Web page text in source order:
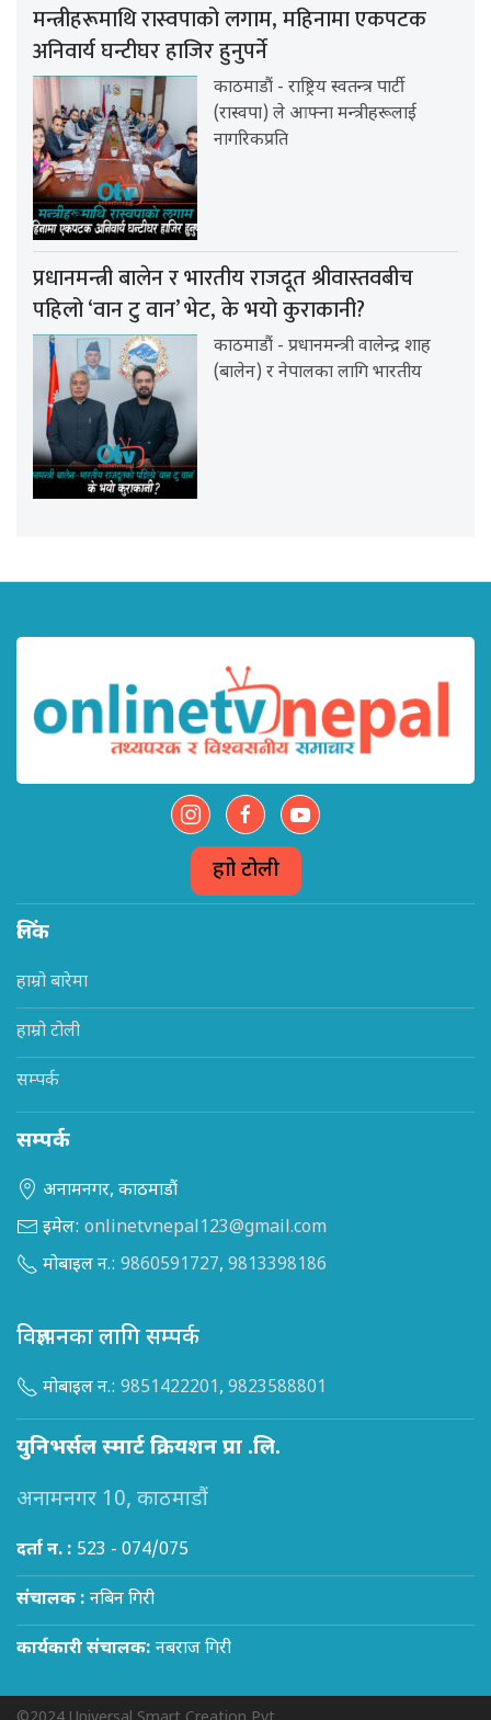
मन्त्रीहरूमाथि रास्वपाको लगाम, महिनामा एकपटक
अनिवार्य घन्टीघर हाजिर हुनुपर्ने
काठमाडौं - राष्ट्रिय स्वतन्त्र पार्टी
(रास्वपा) ले आफ्ना मन्त्रीहरूलाई
नागरिकप्रति
प्रधानमन्त्री बालेन र भारतीय राजदूत श्रीवास्तवबीच
पहिलो ‘वान टु वान’ भेट, के भयो कुराकानी?
काठमाडौं - प्रधानमन्त्री वालेन्द्र शाह
(बालेन) र नेपालका लागि भारतीय
हाम्रो टोली
लिंक
हाम्रो बारेमा
हाम्रो टोली
सम्पर्क
सम्पर्क
अनामनगर, काठमाडौं
इमेल: onlinetvnepal123@gmail.com
मोबाइल न.: 9860591727, 9813398186
विज्ञापनका लागि सम्पर्क
मोबाइल न.: 9851422201, 9823588801
युनिभर्सल स्मार्ट क्रियशन प्रा .लि.
अनामनगर 10, काठमाडौं
दर्ता न. : 523 - 074/075
संचालक : नबिन गिरी
कार्यकारी संचालक: नबराज गिरी